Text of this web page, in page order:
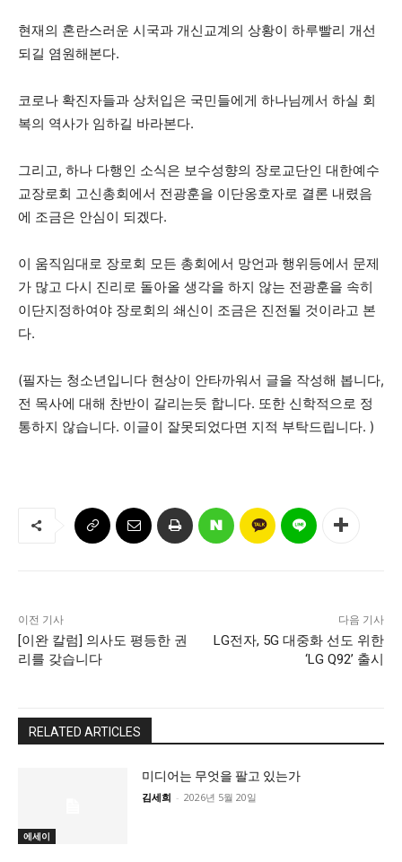
현재의 혼란스러운 시국과 개신교계의 상황이 하루빨리 개선
되길 염원해본다.
코로나 확진자들과 상처입은 국민들에게 하나님께서 하실 회
복의 역사가 임하길 바라본다.
그리고, 하나 다행인 소식은 보수성향의 장로교단인 대한예수
교장로회 고신총회에서 전광훈을 이단옹호자로 결론 내렸음
에 조금은 안심이 되겠다.
이 움직임대로 장로회 모든 총회에서 망언과 행위등에서 문제
가 많고 다시 진리로 돌아올 생각을 하지 않는 전광훈을 속히
이단지정하여야 장로회의 쇄신이 조금은 진전될 것이라고 본
다.
(필자는 청소년입니다 현상이 안타까워서 글을 작성해 봅니다,
전 목사에 대해 찬반이 갈리는듯 합니다. 또한 신학적으로 정
통하지 않습니다. 이글이 잘못되었다면 지적 부탁드립니다. )
이전 기사
[이완 칼럼] 의사도 평등한 권
리를 갖습니다
다음 기사
LG전자, 5G 대중화 선도 위한
‘LG Q92’ 출시
RELATED ARTICLES
에세이
미디어는 무엇을 팔고 있는가
김세희 - 2026년 5월 20일